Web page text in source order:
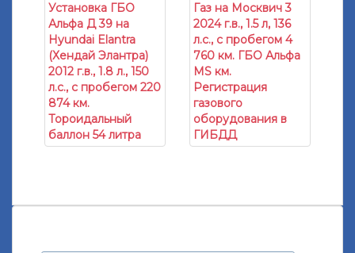
Установка ГБО
Альфа Д 39 на
Hyundai Elantra
(Хендай Элантра)
2012 г.в., 1.8 л., 150
л.с., с пробегом 220
874 км.
Тороидальный
баллон 54 литра
Газ на Москвич 3
2024 г.в., 1.5 л, 136
л.с., с пробегом 4
760 км. ГБО Альфа
МS км.
Регистрация
газового
оборудования в
ГИБДД